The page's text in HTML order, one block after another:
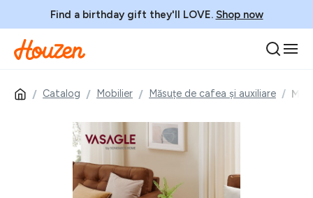
Find a birthday gift they'll LOVE. Shop now
Catalog Mobilier Măsuțe de cafea și auxiliare